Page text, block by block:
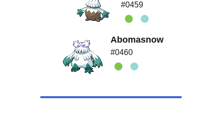
#0459
Abomasnow
#0460